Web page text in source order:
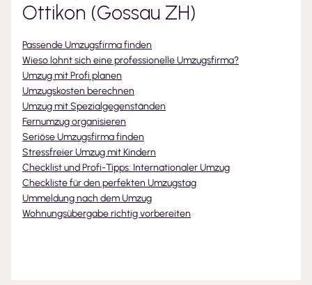
Ottikon (Gossau ZH)
Passende Umzugsfirma finden
Wieso lohnt sich eine professionelle Umzugsfirma?
Umzug mit Profi planen
Umzugskosten berechnen
Umzug mit Spezialgegenständen
Fernumzug organisieren
Seriöse Umzugsfirma finden
Stressfreier Umzug mit Kindern
Checklist und Profi-Tipps: Internationaler Umzug
Checkliste für den perfekten Umzugstag
Ummeldung nach dem Umzug
Wohnungsübergabe richtig vorbereiten